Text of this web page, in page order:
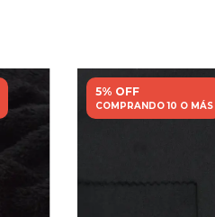
5% OFF
COMPRANDO 10 O MÁS